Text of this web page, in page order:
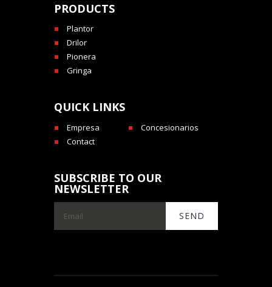
PRODUCTS
Plantor
Drilor
Pionera
Gringa
QUICK LINKS
Empresa
Concesionarios
Contact
SUBSCRIBE TO OUR
NEWSLETTER